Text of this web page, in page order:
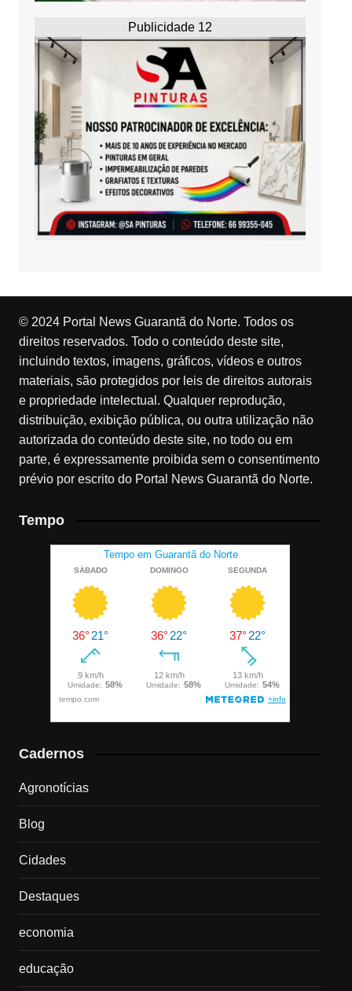
Publicidade 12
© 2024 Portal News Guarantã do Norte. Todos os
direitos reservados. Todo o conteúdo deste site,
incluindo textos, imagens, gráficos, vídeos e outros
materiais, são protegidos por leis de direitos autorais
e propriedade intelectual. Qualquer reprodução,
distribuição, exibição pública, ou outra utilização não
autorizada do conteúdo deste site, no todo ou em
parte, é expressamente proibida sem o consentimento
prévio por escrito do Portal News Guarantã do Norte.
Tempo
Cadernos
Agronotícias
Blog
Cidades
Destaques
economia
educação